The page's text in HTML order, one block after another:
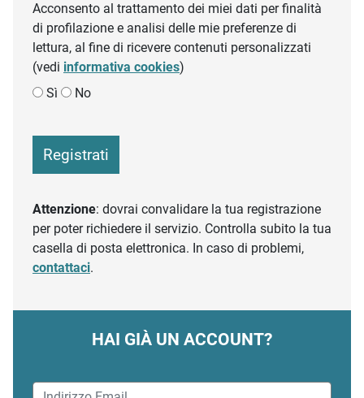
Acconsento al trattamento dei miei dati per finalità
di profilazione e analisi delle mie preferenze di
lettura, al fine di ricevere contenuti personalizzati
(vedi informativa cookies)
Sì
No
Registrati
Attenzione: dovrai convalidare la tua registrazione
per poter richiedere il servizio. Controlla subito la tua
casella di posta elettronica. In caso di problemi,
contattaci.
HAI GIÀ UN ACCOUNT?